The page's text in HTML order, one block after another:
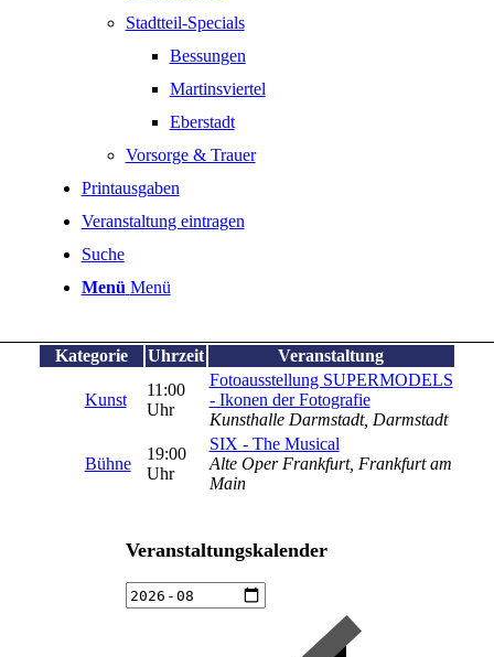
Stadtteil-Specials
Bessungen
Martinsviertel
Eberstadt
Vorsorge & Trauer
Printausgaben
Veranstaltung eintragen
Suche
Menü Menü
Kategorie Uhrzeit Veranstaltung
Kunst
11:00
Uhr
Fotoausstellung SUPERMODELS
- Ikonen der Fotografie
Kunsthalle Darmstadt, Darmstadt
Bühne
19:00
Uhr
SIX - The Musical
Alte Oper Frankfurt, Frankfurt am
Main
Veranstaltungskalender